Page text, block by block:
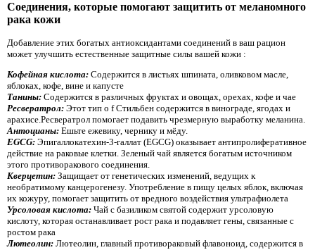
Соединения, которые помогают защитить от меланомного
рака кожи
Добавление этих богатых антиоксидантами соединений в ваш рацион
может улучшить естественные защитные силы вашей кожи :
Кофейная кислота: Содержится в листьях шпината, оливковом масле,
яблоках, кофе, вине и капусте
Танины: Содержится в различных фруктах и ​​овощах, орехах, кофе и чае
Ресвератрол: Этот тип o f Стильбен содержится в винограде, ягодах и
арахисе.Ресвератрол помогает подавить чрезмерную выработку меланина.
Антоцианы: Ешьте ежевику, чернику и мёду.
EGCG: Эпигаллокатехин-3-галлат (EGCG) оказывает антипролиферативное
действие на раковые клетки. Зеленый чай является богатым источником
этого противоракового соединения.
Кверцетин: Защищает от генетических изменений, ведущих к
необратимому канцерогенезу. Употребление в пищу целых яблок, включая
их кожуру, помогает защитить от вредного воздействия ультрафиолета
Урсоловая кислота: Чай с базиликом святой содержит урсоловую
кислоту, которая останавливает рост рака и подавляет гены, связанные с
ростом рака
Лютеолин: Лютеолин, главный противораковый флавоноид, содержится в